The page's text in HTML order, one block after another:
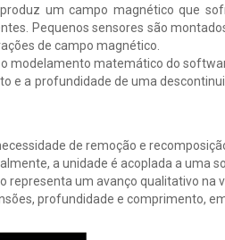
um campo magnético que
Pequenos sensores são
de campo magnético.
modelamento matemático do
e a profundidade de uma
de remoção e
a unidade é acoplada a uma
representa um avanço qualitativo na
profundidade e comprimento,